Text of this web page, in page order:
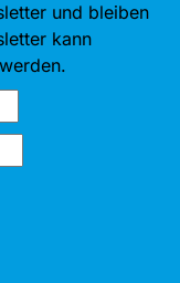
und bleiben
kann